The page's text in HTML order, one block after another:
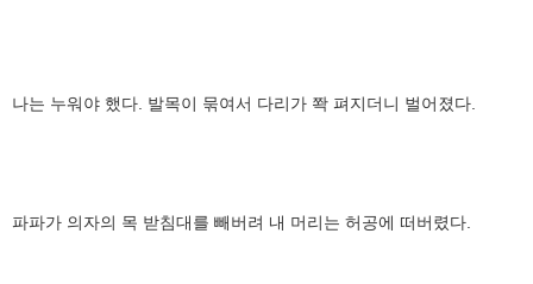
나는 누워야 했다. 발목이 묶여서 다리가 쫙 펴지더니 벌어졌다.
파파가 의자의 목 받침대를 빼버려 내 머리는 허공에 떠버렸다.